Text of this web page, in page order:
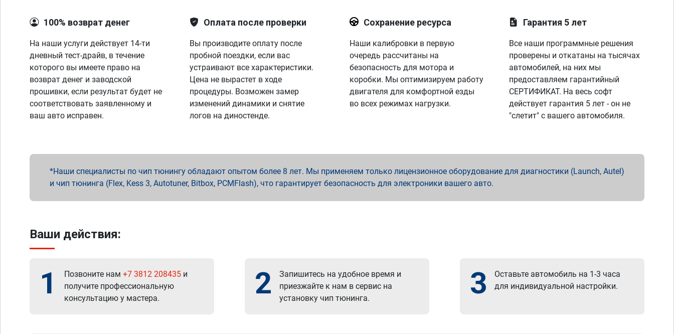
100% возврат денег
На наши услуги действует 14-ти
дневный тест-драйв, в течение
которого вы имеете право на
возврат денег и заводской
прошивки, если результат будет не
соответствовать заявленному и
ваш авто исправен.
Оплата после проверки
Вы производите оплату после
пробной поездки, если вас
устраивают все характеристики.
Цена не вырастет в ходе
процедуры. Возможен замер
изменений динамики и снятие
логов на диностенде.
Сохранение ресурса
Наши калибровки в первую
очередь рассчитаны на
безопасность для мотора и
коробки. Мы оптимизируем работу
двигателя для комфортной езды
во всех режимах нагрузки.
Гарантия 5 лет
Все наши программные решения
проверены и откатаны на тысячах
автомобилей, на них мы
предоставляем гарантийный
СЕРТИФИКАТ. На весь софт
действует гарантия 5 лет - он не
"слетит" с вашего автомобиля.
Наши специалисты по чип тюнингу обладают опытом более 8 лет. Мы применяем только лицензионное оборудование для диагностики (Launch, Autel)
и чип тюнинга (Flex, Kess 3, Autotuner, Bitbox, PCMFlash), что гарантирует безопасность для электроники вашего авто.
Ваши действия:
1 Позвоните нам +7 3812 208435 и
получите профессиональную
консультацию у мастера.
2
Запишитесь на удобное время и
приезжайте к нам в сервис на
установку чип тюнинга.
3
Оставьте автомобиль на 1-3 часа
для индивидуальной настройки.